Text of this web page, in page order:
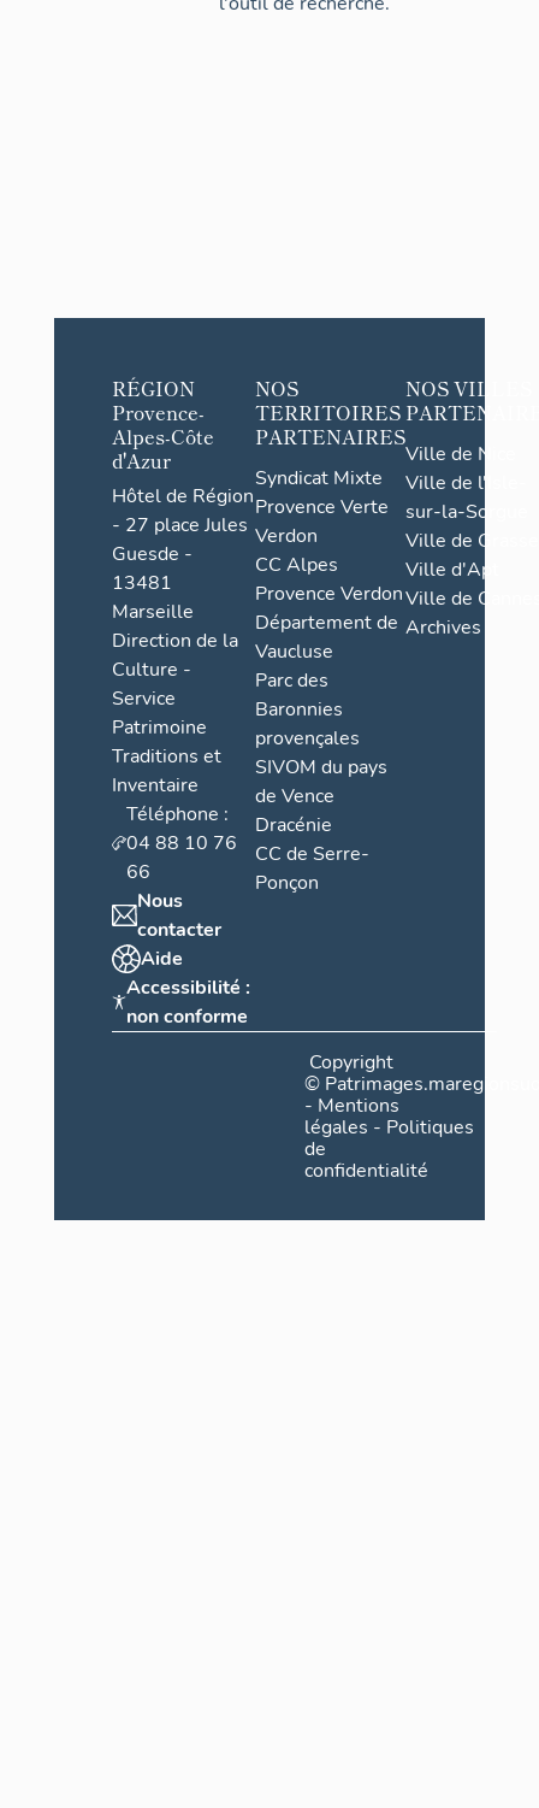
RÉGION
Provence-
Alpes-Côte
d'Azur
Hôtel de Région
- 27 place Jules
Guesde -
13481
Marseille
Direction de la
Culture -
Service
Patrimoine
Traditions et
Inventaire
Téléphone :
04 88 10 76
66
Nous
contacter
Aide
Accessibilité :
non conforme
NOS
TERRITOIRES
PARTENAIRES
Syndicat Mixte
Provence Verte
Verdon
CC Alpes
Provence Verdon
Département de
Vaucluse
Parc des
Baronnies
provençales
SIVOM du pays
de Vence
Dracénie
CC de Serre-
Ponçon
NOS VILLES
Ville de Nice
Ville de l'Isle-
sur-la-Sorgue
Ville de Grasse
Ville d'Apt
Ville de
Archives
Copyright
©
- Mentions
légales - Politiques
de
confidentialité